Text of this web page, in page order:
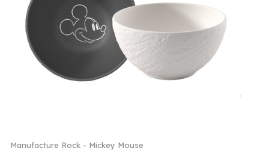
Manufacture Rock - Mickey Mouse